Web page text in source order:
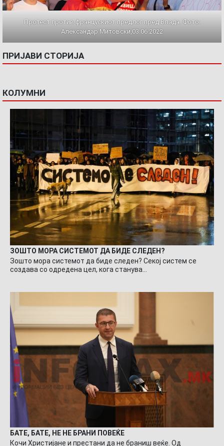
Протест против францускиот предлог пред Влада. Фото:
Александар Митовски,03.06.2022
ПРИЈАВИ СТОРИЈА
КОЛУМНИ
ЗОШТО МОРА СИСТЕМОТ ДА БИДЕ СЛЕДЕН?
Зошто мора системот да биде следен? Секој систем се
создава со одредена цел, кога станува…
БАТЕ, БАТЕ, НЕ НЕ БРАНИ ПОВЕЌЕ
Кочи Христијане и престани да не браниш веќе. Од